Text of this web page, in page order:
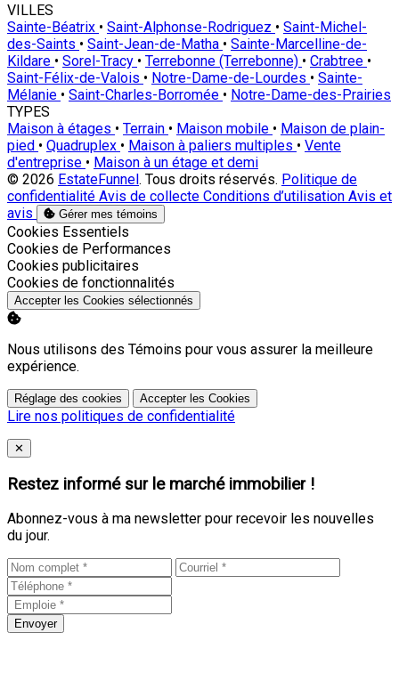
VILLES
Sainte-Béatrix • Saint-Alphonse-Rodriguez • Saint-Michel-
des-Saints • Saint-Jean-de-Matha • Sainte-Marcelline-de-
Kildare • Sorel-Tracy • Terrebonne (Terrebonne) • Crabtree •
Saint-Félix-de-Valois • Notre-Dame-de-Lourdes • Sainte-
Mélanie • Saint-Charles-Borromée • Notre-Dame-des-Prairies
TYPES
Maison à étages • Terrain • Maison mobile • Maison de plain-
pied • Quadruplex • Maison à paliers multiples • Vente
d'entreprise • Maison à un étage et demi
© 2026 EstateFunnel. Tous droits réservés. Politique de
confidentialité Avis de collecte Conditions d’utilisation Avis et
avis
Gérer mes témoins
Activer
Cookies Essentiels
Activer
Cookies de Performances
Activer
Cookies publicitaires
Activer
Cookies de fonctionnalités
Accepter les Cookies sélectionnés
Nous utilisons des Témoins pour vous assurer la meilleure
expérience.
Réglage des cookies Accepter les Cookies
Lire nos politiques de confidentialité
Close
✕
Restez informé sur le marché immobilier !
Abonnez-vous à ma newsletter pour recevoir les nouvelles
du jour.
Envoyer